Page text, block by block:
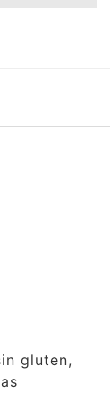
gluten,